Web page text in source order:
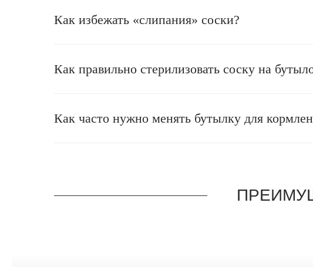
Как избежать «слипания» соски?
Как правильно стерилизовать соску на
Как часто нужно менять бутылку для